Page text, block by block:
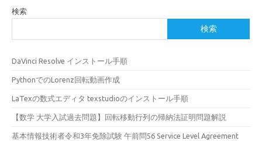
検索
検索
DaVinci Resolve インストール手順
PythonでのLorenz回転動画作成
LaTexの数式エディタ texstudioのインストール手順
【数学 大学入試過去問題】回転移動行列の帰納法証明問題解説
基本情報技術者令和3年免除試験 午前問56 Service Level Agreement